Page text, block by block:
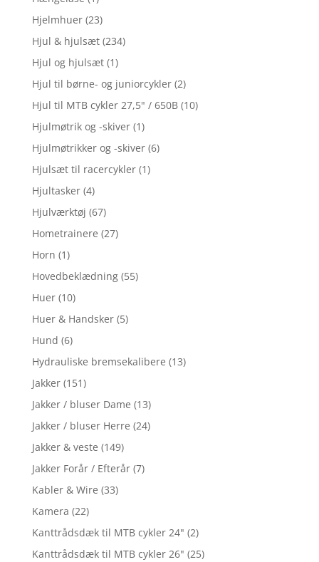
Hjelmhuer (23)
Hjul & hjulsæt (234)
Hjul og hjulsæt (1)
Hjul til børne- og juniorcykler (2)
Hjul til MTB cykler 27,5" / 650B (10)
Hjulmøtrik og -skiver (1)
Hjulmøtrikker og -skiver (6)
Hjulsæt til racercykler (1)
Hjultasker (4)
Hjulværktøj (67)
Hometrainere (27)
Horn (1)
Hovedbeklædning (55)
Huer (10)
Huer & Handsker (5)
Hund (6)
Hydrauliske bremsekalibere (13)
Jakker (151)
Jakker / bluser Dame (13)
Jakker / bluser Herre (24)
Jakker & veste (149)
Jakker Forår / Efterår (7)
Kabler & Wire (33)
Kamera (22)
Kanttrådsdæk til MTB cykler 24" (2)
Kanttrådsdæk til MTB cykler 26" (25)